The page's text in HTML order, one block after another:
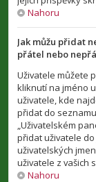
Nahoru
Jak můžu přidat
přátel nebo
Uživatele můžete
kliknutí na jméno
uživatele, kde
přidat do
„Uživatelském
přidat uživatele
uživatelských
uživatele z vašich
Nahoru